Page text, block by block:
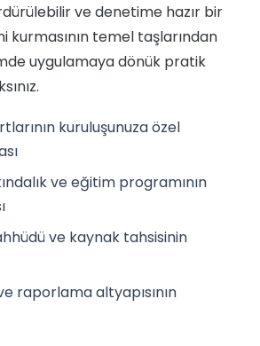
ve denetime hazır bir
kurmasının temel taşlarından
uygulamaya dönük pratik
kuruluşunuza özel
ve eğitim programının
ve kaynak tahsisinin
raporlama altyapısının